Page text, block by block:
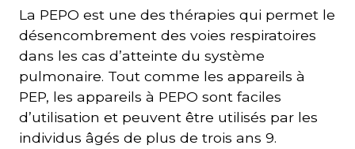
La PEPO est une des thérapies qui permet le
désencombrement des voies respiratoires
dans les cas d’atteinte du système
pulmonaire. Tout comme les appareils à
PEP, les appareils à PEPO sont faciles
d’utilisation et peuvent être utilisés par les
individus âgés de plus de trois ans 9.